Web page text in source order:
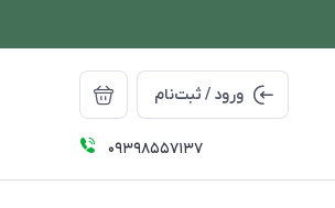
ورود / ثبت‌نام
09398557137